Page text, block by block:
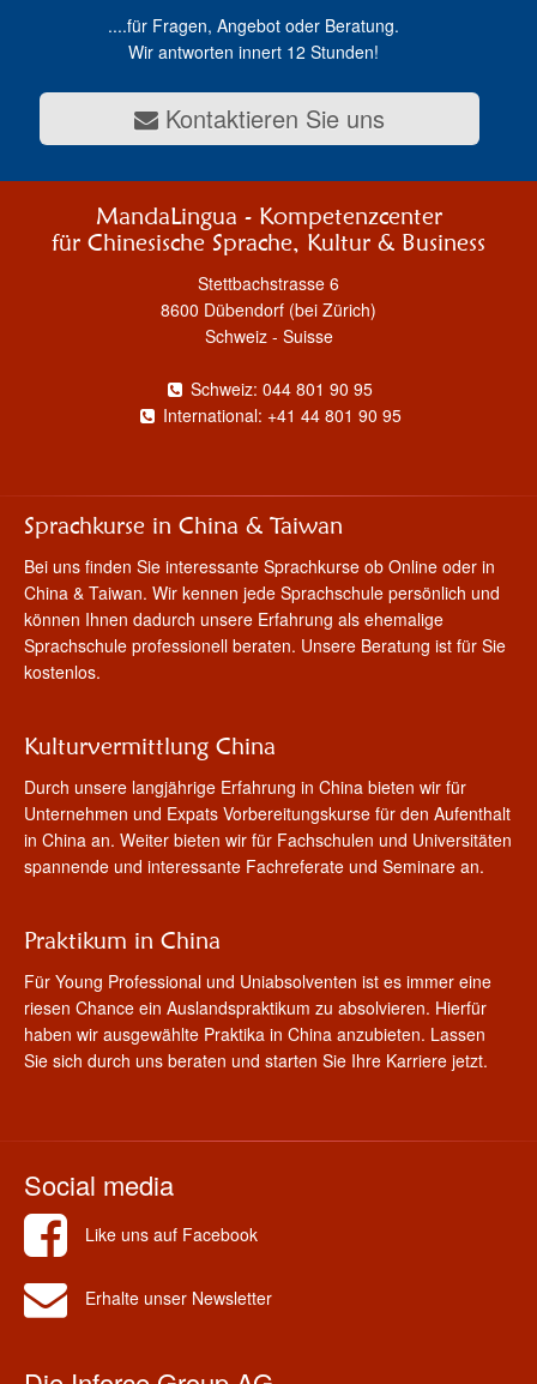
....für Fragen, Angebot oder Beratung.
Wir antworten innert 12 Stunden!
Kontaktieren Sie uns
MandaLingua - Kompetenzcenter
für Chinesische Sprache, Kultur & Business
Stettbachstrasse 6
8600 Dübendorf (bei Zürich)
Schweiz - Suisse
Schweiz: 044 801 90 95
International: +41 44 801 90 95
Sprachkurse in China & Taiwan
Bei uns finden Sie interessante Sprachkurse ob Online oder in
China & Taiwan. Wir kennen jede Sprachschule persönlich und
können Ihnen dadurch unsere Erfahrung als ehemalige
Sprachschule professionell beraten. Unsere Beratung ist für Sie
kostenlos.
Kulturvermittlung China
Durch unsere langjährige Erfahrung in China bieten wir für
Unternehmen und Expats Vorbereitungskurse für den Aufenthalt
in China an. Weiter bieten wir für Fachschulen und Universitäten
spannende und interessante Fachreferate und Seminare an.
Praktikum in China
Für Young Professional und Uniabsolventen ist es immer eine
riesen Chance ein Auslandspraktikum zu absolvieren. Hierfür
haben wir ausgewählte Praktika in China anzubieten. Lassen
Sie sich durch uns beraten und starten Sie Ihre Karriere jetzt.
Social media
Like uns auf Facebook
Erhalte unser Newsletter